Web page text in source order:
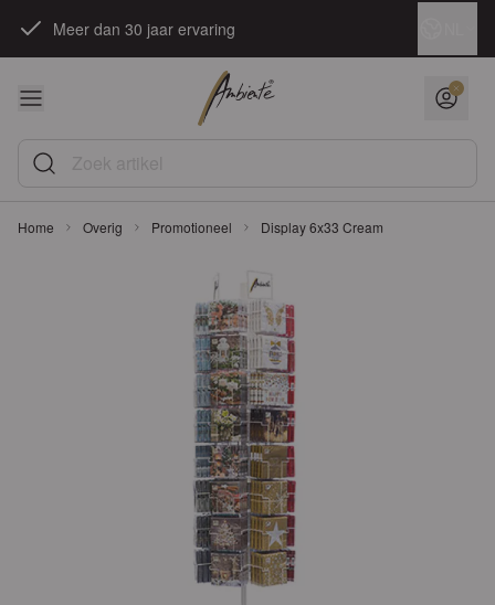
Meer dan 30 jaar ervaring
Zoek artikel
Home Overig Promotioneel Display 6x33 Cream